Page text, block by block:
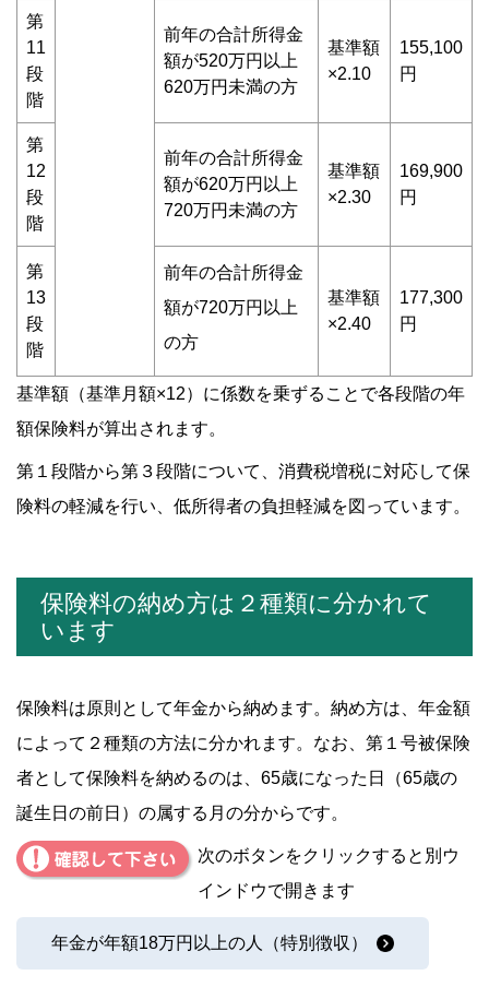
第
11
段
階
前年の合計所得金
額が520万円以上
620万円未満の方
基準額
×2.10
155,100
円
第
12
段
階
前年の合計所得金
額が620万円以上
720万円未満の方
基準額
×2.30
169,900
円
第
13
段
階
前年の合計所得金
額が720万円以上
の方
基準額
×2.40
177,300
円
基準額（基準月額×12）に係数を乗ずることで各段階の年
額保険料が算出されます。
第１段階から第３段階について、消費税増税に対応して保
険料の軽減を行い、低所得者の負担軽減を図っています。
保険料の納め方は２種類に分かれて
います
保険料は原則として年金から納めます。納め方は、年金額
によって２種類の方法に分かれます。なお、第１号被保険
者として保険料を納めるのは、65歳になった日（65歳の
誕生日の前日）の属する月の分からです。
次のボタンをクリックすると別ウ
インドウで開きます
年金が年額18万円以上の人（特別徴収）